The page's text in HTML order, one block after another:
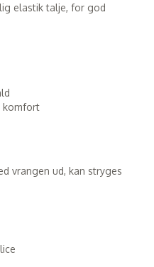
elastik talje, for god
komfort
vrangen ud, kan stryges